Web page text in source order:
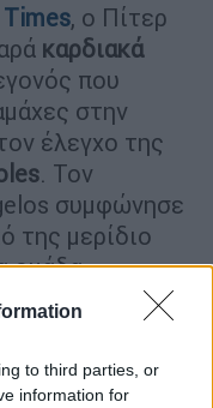
to third parties, or
information for
, ο Πίτερ
καρδιακά
που
στην
έλεγχο της
. Τον
συμφώνησε
της μερίδιο
ομάδα
χρηματοδότη
infielder των
League
τη